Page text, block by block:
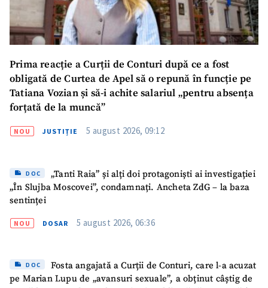
Prima reacție a Curții de Conturi după ce a fost
obligată de Curtea de Apel să o repună în funcție pe
Tatiana Vozian și să-i achite salariul „pentru absența
forțată de la muncă”
NOU JUSTIȚIE 5 august 2026, 09:12
DOC
„Tanti Raia” și alți doi protagoniști ai investigației
„În Slujba Moscovei”, condamnați. Ancheta ZdG – la baza
sentinței
NOU DOSAR 5 august 2026, 06:36
DOC
Fosta angajată a Curții de Conturi, care l-a acuzat
pe Marian Lupu de „avansuri sexuale”, a obținut câștig de